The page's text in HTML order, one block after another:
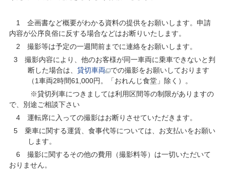
1 企画書など概要がわかる資料の提供をお願いします。申請
内容が公序良俗に反する場合などはお断りいたします。
2 撮影等は予定の一週間前までに連絡をお願いします。
3 撮影内容により、他のお客様が同一車両に乗車できないと判
断した場合は、貸切車両
での撮影をお願いしております
（1車両2時間61,000円。「おれんじ食堂」除く）。
※貸切列車につきましては利用区間等の制限がありますの
で、別途ご相談下さい
4 運転席に入っての撮影はお断りさせていただきます。
5 乗車に関する運賃、食事代等については、お支払いをお願い
します。
6 撮影に関するその他の費用（撮影料等）は一切いただいて
おりません。